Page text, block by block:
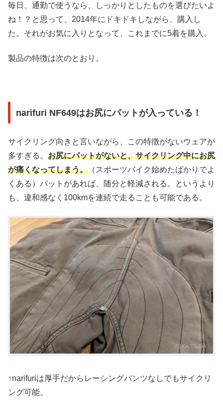
毎日、通勤で使うなら、しっかりとしたものを選びたいよ
ね！？と思って、2014年にドキドキしながら、購入し
た。それがお気に入りとなって、これまでに5着を購入。
製品の特徴は次のとおり。
narifuri NF649はお尻にパットが入っている！
サイクリング向きと言いながら、この特徴がないウェアが
多すぎる。 お尻にパットがないと、サイクリング中にお尻
が痛くなってしまう。 （スポーツバイク始めたばかりでよ
くある）パットがあれば、随分と軽減される。というより
も、違和感なく100kmを連続で走ることも可能である。
↑narifuriは厚手だからレーシングパンツなしでもサイクリ
ング可能。